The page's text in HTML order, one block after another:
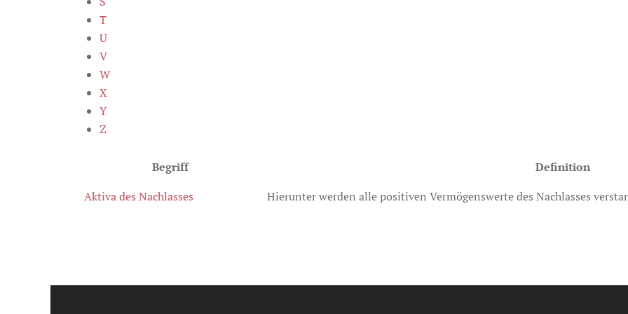
T
U
V
W
X
Y
Z
Begriff
Definition
Aktiva des Nachlasses
Hierunter werden alle positiven Vermögenswerte des Nachlasses